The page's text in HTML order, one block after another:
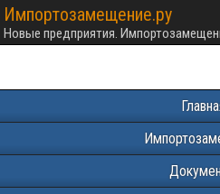
Импортозамещение.ру
Новые предприятия.